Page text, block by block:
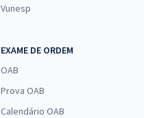
Vunesp
EXAME DE ORDEM
OAB
Prova OAB
Calendário OAB